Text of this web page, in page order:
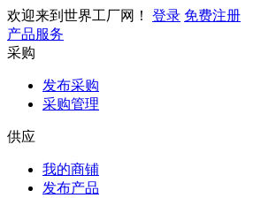
欢迎来到世界工厂网！ 登录 免费注册
产品服务
采购
发布采购
采购管理
供应
我的商铺
发布产品